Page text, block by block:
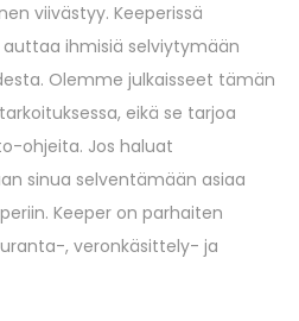
viivästyy. Keeperissä
ihmisiä selviytymään
Olemme julkaisseet tämän
eikä se tarjoa
ohjeita. Jos haluat
sinua selventämään asiaa
Keeper on parhaiten
, veronkäsittely- ja